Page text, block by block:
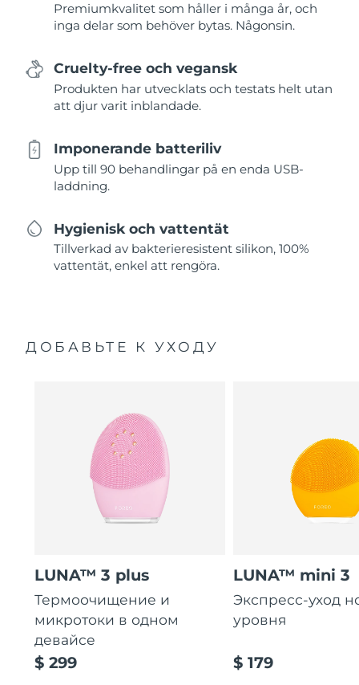
Premiumkvalitet som håller i många år, och
inga delar som behöver bytas. Någonsin.
Cruelty-free och vegansk
Produkten har utvecklats och testats helt utan
att djur varit inblandade.
Imponerande batteriliv
Upp till 90 behandlingar på en enda USB-
laddning.
Hygienisk och vattentät
Tillverkad av bakterieresistent silikon, 100%
vattentät, enkel att rengöra.
ДОБАВЬТЕ К УХОДУ
LUNA™ 3 plus
Термоочищение и
микротоки в одном
девайсе
$ 299
LUNA™ mini 3
Экспресс-уход
уровня
$ 179